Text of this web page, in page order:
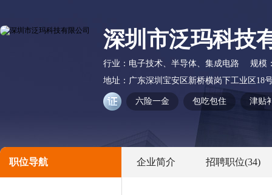
深圳市泛玛科技
行业： 电子技术、半导体、集成电路
规模
地址： 广东深圳宝安区新桥横岗下工业区18
六险一金 包吃包住 津贴
职位导航 企业简介 招聘职位(34)